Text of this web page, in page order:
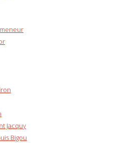
Jacquy
Bigou